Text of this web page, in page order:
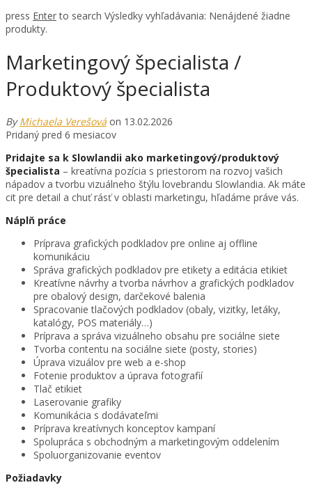
press Enterto search Výsledky vyhľadávania: Nenájdené žiadne
produkty.
Marketingový špecialista /
Produktový špecialista
ByMichaela Verešová on 13.02.2026
Pridaný pred 6 mesiacov
Pridajte sa k Slowlandii ako marketingový/produktový
špecialista – kreatívna pozícia s priestorom na rozvoj vašich
nápadov a tvorbu vizuálneho štýlu lovebrandu Slowlandia. Ak máte
cit pre detail a chuť rásť v oblasti marketingu, hľadáme práve vás.
Náplň práce
Príprava grafických podkladov pre online aj offline
komunikáciu
Správa grafických podkladov pre etikety a editácia etikiet
Kreatívne návrhy a tvorba návrhov a grafických podkladov
pre obalový design, darčekové balenia
Spracovanie tlačových podkladov (obaly, vizitky, letáky,
katalógy, POS materiály…)
Príprava a správa vizuálneho obsahu pre sociálne siete
Tvorba contentu na sociálne siete (posty, stories)
Úprava vizuálov pre web a e-shop
Fotenie produktov a úprava fotografií
Tlač etikiet
Laserovanie grafiky
Komunikácia s dodávateľmi
Príprava kreatívnych konceptov kampaní
Spolupráca s obchodným a marketingovým oddelením
Spoluorganizovanie eventov
Požiadavky